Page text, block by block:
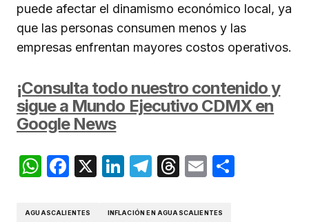
puede afectar el dinamismo económico local, ya
que las personas consumen menos y las
empresas enfrentan mayores costos operativos.
¡Consulta todo nuestro contenido y
sigue a Mundo Ejecutivo CDMX en
Google News
WhatsApp
Facebook
X LinkedIn
Telegram
Threads
Email
AGUASCALIENTES INFLACIÓN EN AGUASCALIENTES